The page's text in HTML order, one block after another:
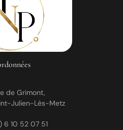
de Grimont,
Julien-Lès-Metz
6 10 52 07 51